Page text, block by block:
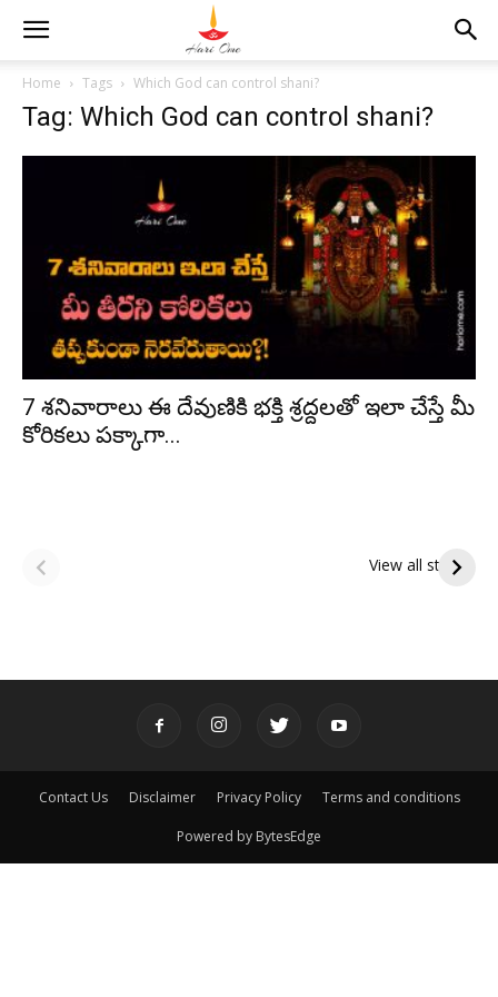
Home Tags Which God can control shani?
Tag: Which God can control shani?
7 శనివారాలు ఈ దేవుణికి భక్తి శ్రద్దలతో ఇలా చేస్తే మీ
కోరికలు పక్కాగా...
View all stories
పితృదేవతల ఆశీర్వాదం
ఇంద్రకీలాద్రి గిరి ప్రదక్షిణ
Contact Us Disclaimer Privacy Policy Terms and conditions
Powered by BytesEdge